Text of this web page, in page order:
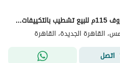
فرصة لا تُعوَّض الآن شقة 170م + روف 115م للبيع تشطيب بالتكييفات استلام فوري في فيفث سكوير المراسم الجولدن سكوير التجمع الخامس القاهره الجديده 3 غرف
القاهرة الجديدة، القاهرة
اتصل